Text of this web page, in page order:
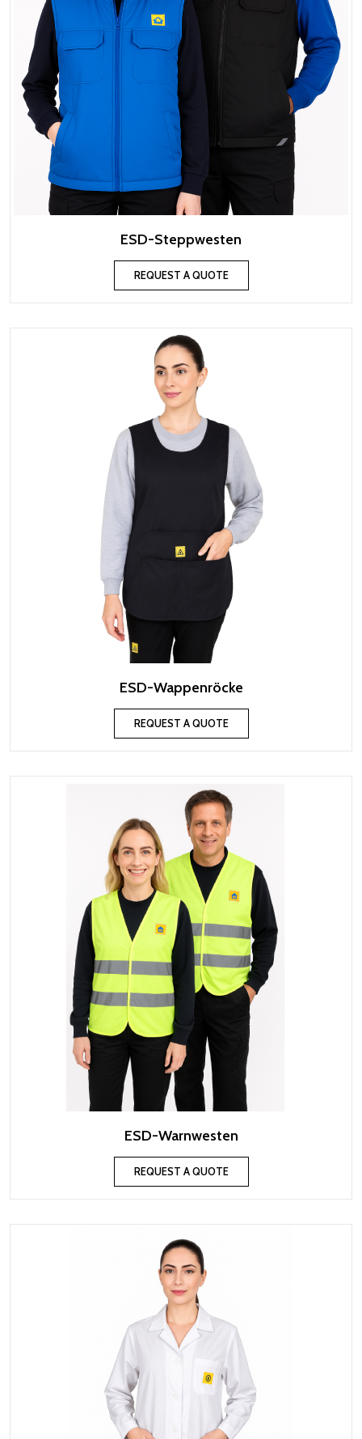
ESD-Steppwesten
REQUEST A QUOTE
ESD-Wappenröcke
REQUEST A QUOTE
ESD-Warnwesten
REQUEST A QUOTE